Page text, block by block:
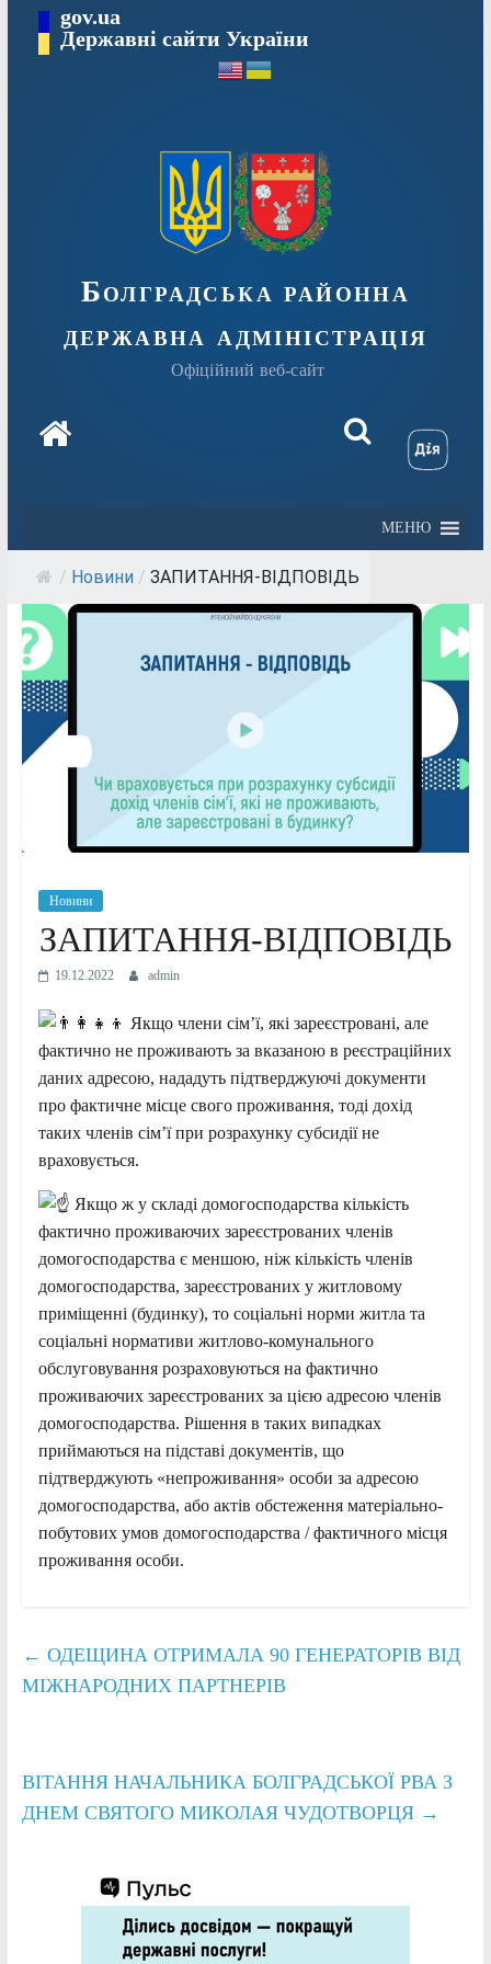
Перейтиgov.ua
Державні сайти України
Болградська районна
державна адміністрація
Офіційний веб-сайт
МЕНЮ
/ Новини / ЗАПИТАННЯ-ВІДПОВІДЬ
Новини
ЗАПИТАННЯ-ВІДПОВІДЬ
19.12.2022 admin
Якщо члени сім’ї, які зареєстровані, але
фактично не проживають за вказаною в реєстраційних
даних адресою, нададуть підтверджуючі документи
про фактичне місце свого проживання, тоді дохід
таких членів сім’ї при розрахунку субсидії не
враховується.
Якщо ж у складі домогосподарства кількість
фактично проживаючих зареєстрованих членів
домогосподарства є меншою, ніж кількість членів
домогосподарства, зареєстрованих у житловому
приміщенні (будинку), то соціальні норми житла та
соціальні нормативи житлово-комунального
обслуговування розраховуються на фактично
проживаючих зареєстрованих за цією адресою членів
домогосподарства. Рішення в таких випадках
приймаються на підставі документів, що
підтверджують «непроживання» особи за адресою
домогосподарства, або актів обстеження матеріально-
побутових умов домогосподарства / фактичного місця
проживання особи.
← ОДЕЩИНА ОТРИМАЛА 90 ГЕНЕРАТОРІВ ВІД
МІЖНАРОДНИХ ПАРТНЕРІВ
ВІТАННЯ НАЧАЛЬНИКА БОЛГРАДСЬКОЇ РВА З
ДНЕМ СВЯТОГО МИКОЛАЯ ЧУДОТВОРЦЯ →